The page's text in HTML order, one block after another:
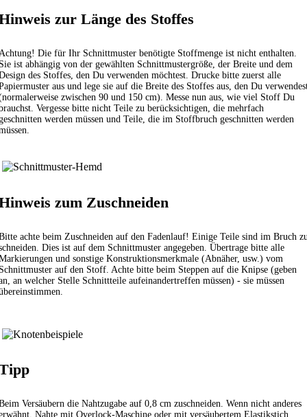
zur Länge des Stoffes
Die für Ihr Schnittmuster benötigte Stoffmenge ist nicht enthalten.
ist abhängig von der gewählten Schnittmustergröße, der Breite und dem
des Stoffes, den Du verwenden möchtest. Drucke bitte zuerst alle
aus und lege sie auf die Breite des Stoffes aus, den Du
zwischen 90 und 150 cm). Messe nun aus, wie viel Stoff Du
Vergesse bitte nicht Teile zu berücksichtigen, die mehrfach
werden müssen und Teile, die im Stoffbruch geschnitten werden
zum Zuschneiden
achte beim Zuschneiden auf den Fadenlauf! Einige Teile sind im Bruch
Dies ist auf dem Schnittmuster angegeben. Übertrage bitte alle
und sonstige Konstruktionsmerkmale (Abnäher, usw.) vom
auf den Stoff. Achte bitte beim Steppen auf die Knipse (geben
an welcher Stelle Schnittteile aufeinandertreffen müssen) - sie müssen
Versäubern die Nahtzugabe auf 0,8 cm zuschneiden. Wenn nicht anderes
Nahte mit Overlock-Maschine oder mit versäubertem Elastikstich